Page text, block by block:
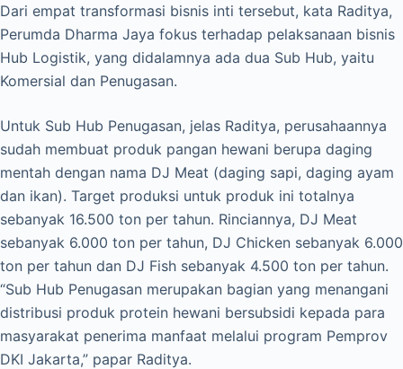
Dari empat transformasi bisnis inti tersebut, kata Raditya,
Perumda Dharma Jaya fokus terhadap pelaksanaan bisnis
Hub Logistik, yang didalamnya ada dua Sub Hub, yaitu
Komersial dan Penugasan.
Untuk Sub Hub Penugasan, jelas Raditya, perusahaannya
sudah membuat produk pangan hewani berupa daging
mentah dengan nama DJ Meat (daging sapi, daging ayam
dan ikan). Target produksi untuk produk ini totalnya
sebanyak 16.500 ton per tahun. Rinciannya, DJ Meat
sebanyak 6.000 ton per tahun, DJ Chicken sebanyak 6.000
ton per tahun dan DJ Fish sebanyak 4.500 ton per tahun.
“Sub Hub Penugasan merupakan bagian yang menangani
distribusi produk protein hewani bersubsidi kepada para
masyarakat penerima manfaat melalui program Pemprov
DKI Jakarta,” papar Raditya.